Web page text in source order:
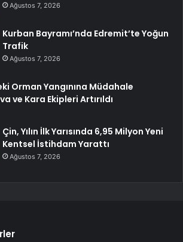
Ağustos 7, 2026
Kurban Bayramı’nda Edremit’te Yoğun
Trafik
Ağustos 7, 2026
Orman Yangınına Müdahale
ve Kara Ekipleri Artırıldı
Çin, Yılın İlk Yarısında 6,95 Milyon Yeni
Kentsel İstihdam Yarattı
Ağustos 7, 2026